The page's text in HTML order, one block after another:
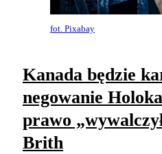
fot. Pixabay
Kanada będzie
negowanie
prawo
Brith